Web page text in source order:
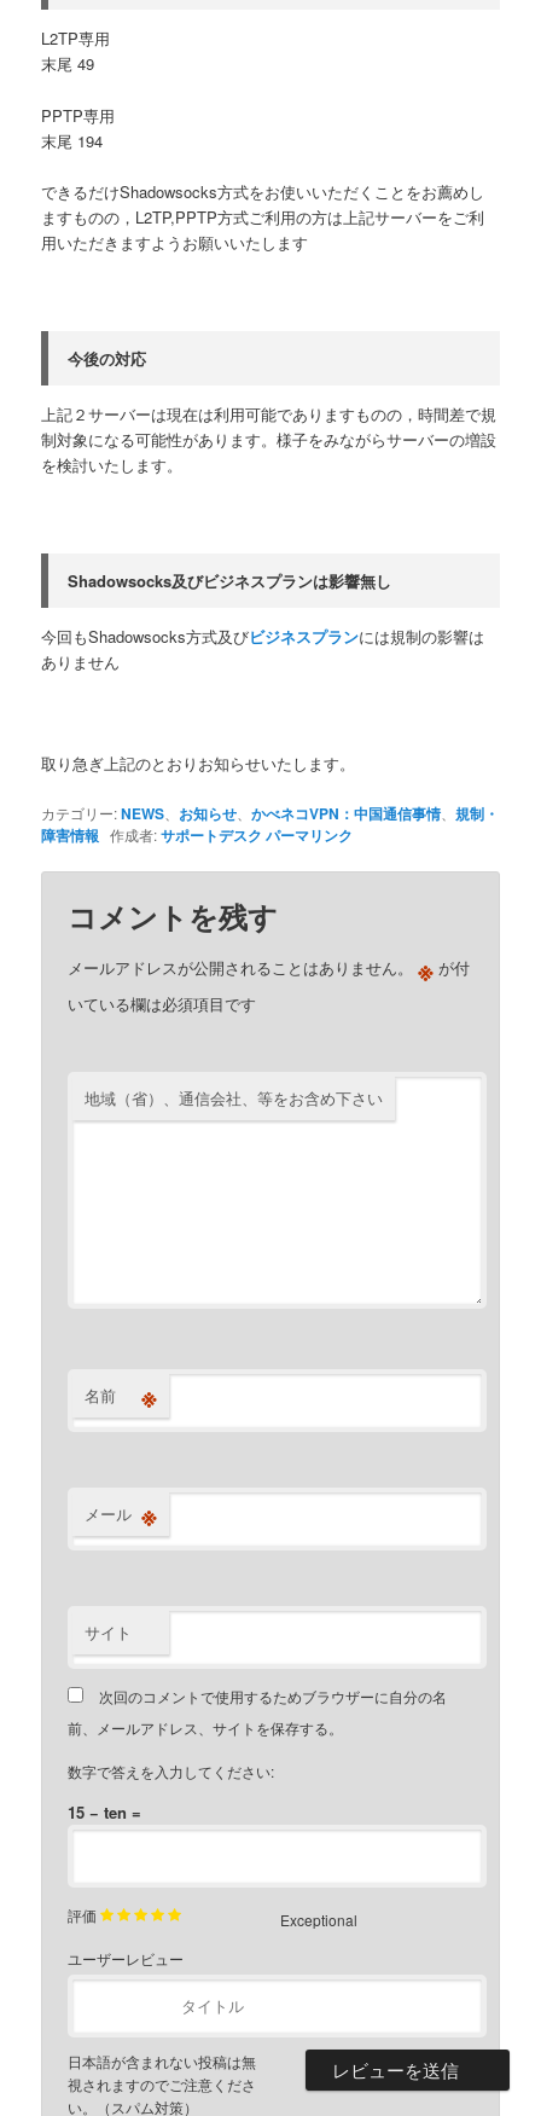
L2TP専用
末尾 49
PPTP専用
末尾 194
できるだけShadowsocks方式をお使いいただくことをお薦めし
ますものの，L2TP,PPTP方式ご利用の方は上記サーバーをご利
用いただきますようお願いいたします
今後の対応
上記２サーバーは現在は利用可能でありますものの，時間差で規
制対象になる可能性があります。様子をみながらサーバーの増設
を検討いたします。
Shadowsocks及びビジネスプランは影響無し
今回もShadowsocks方式及びビジネスプランには規制の影響は
ありません
取り急ぎ上記のとおりお知らせいたします。
カテゴリー:NEWS お知らせ 、かべネコVPN：中国通信事情 、規制・
障害情報 作成者:サポートデスク パーマリンク
コメントを残す
メールアドレスが公開されることはありません。 ※ が付
いている欄は必須項目です
地域（省）、通信会社、等をお含め下さい
名前 ※
メール ※
サイト
次回のコメントで使用するためブラウザーに自分の名
前、メールアドレス、サイトを保存する。
数字で答えを入力してください:
15 − ten =
評価
Exceptional
ユーザーレビュー
日本語が含まれない投稿は無
視されますのでご注意くださ
い。（スパム対策）